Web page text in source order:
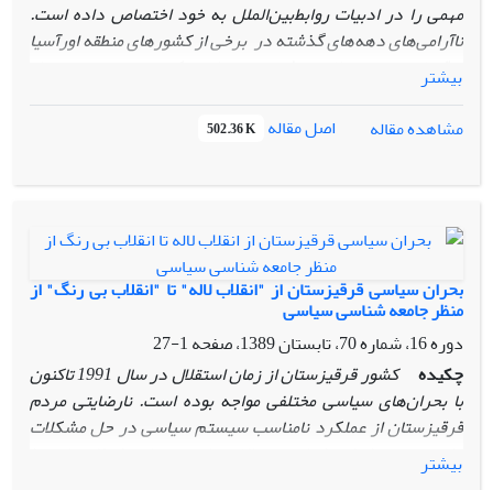
مهمی را در ادبیات روابط‌بین‌الملل به خود اختصاص داده است.
ناآرامی‌های دهه‌های گذشته در برخی از کشور‌های منطقه اورآسیا
و قفقاز و نوع تحولات و شیوه تغییرات حکومت، وجه نرم‌تری از
اعمال نفوذ به قصد تغییر ساختار در کشور مورد هدف را نمایان
کرده است. در اواخر قرن بیستم، نظریه جدیدی مبتنی بر «نبرد
نرم» برای ایجاد تغییرات در نظام‌های ناهمسو با منافع ملی
رنگی، حکایت از آن دارد که این انقلاب‌ها به ظاهر بر بنیاد
خواسته‌های فزاینده عمومی در حوزه حقوق سیاسی و شهروندی
شکل می یابند؛ از این رو، تبارشناسی یکی از راه‌های شناخت
پدیده‌های اجتماعی در کشورهای مدل است.پژوهش حاضر به
روش تبیینی و با استفاده از روش تاریخی- اسنادی، پدیده
جدیدالوقوع انقلاب‌های رنگی و تبارشناسی آنها در کشورهای مدل
را مورد بررسی قرار داده است که در راستای اهداف استراتژیک
قدرت‌های بزرگ، بوده است.
بیشتر
مشاهده مقاله
اصل مقاله 502.36 K
بحران سیاسی قرقیزستان از "انقلاب لاله" تا "انقلاب بی رنگ" از
منظر جامعه شناسی سیاسی
دوره 16، شماره 70، تابستان 1389، صفحه
1-27
چکیده
کشور قرقیزستان از زمان استقلال در سال 1991 تاکنون
با بحران‌های سیاسی مختلفی مواجه بوده است. نارضایتی مردم
قرقیزستان از عملکرد نامناسب سیستم سیاسی در حل مشکلات
جامعه، موجی از اعتراضات و مخالفت‌ها و در نهایت انقلاب‌هایی را
بیشتر